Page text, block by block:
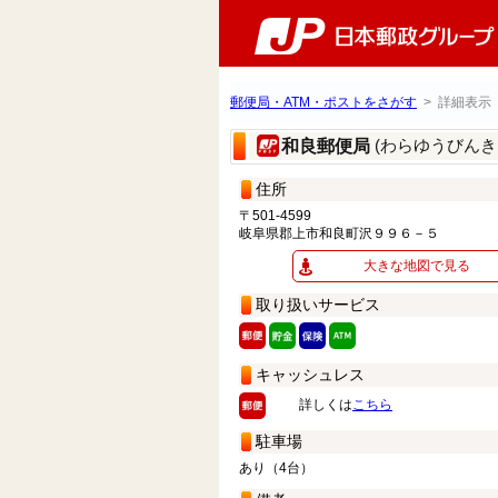
郵便局・ATM・ポストをさがす > 詳細表示
和良郵便局 (わらゆうびん
住所
〒501-4599
岐阜県郡上市和良町沢９９６－５
大きな地図で見る
取り扱いサービス
キャッシュレス
詳しくはこちら
駐車場
あり（4台）